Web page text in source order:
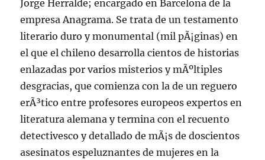
Jorge Herralde; encargado en Barcelona de la
empresa Anagrama. Se trata de un testamento
literario duro y monumental (mil pÃ¡ginas) en
el que el chileno desarrolla cientos de historias
enlazadas por varios misterios y mÃºltiples
desgracias, que comienza con la de un reguero
erÃ³tico entre profesores europeos expertos en
literatura alemana y termina con el recuento
detectivesco y detallado de mÃ¡s de doscientos
asesinatos espeluznantes de mujeres en la